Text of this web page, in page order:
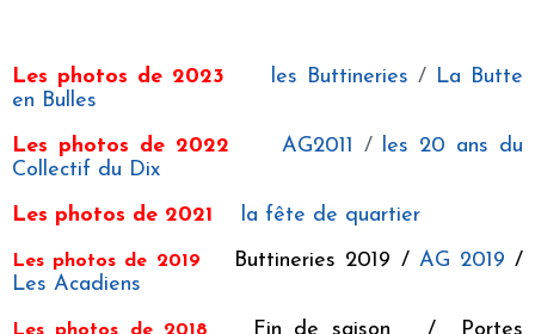
Les photos de 2023 les Buttineries / La Butte
en Bulles
Les photos de 2022
AG2011 / les 20 ans du
Collectif du Dix
Les photos de 2021
la fête de quartier
Les photos de 2019 Buttineries 2019 / AG 2019 /
Les Acadiens